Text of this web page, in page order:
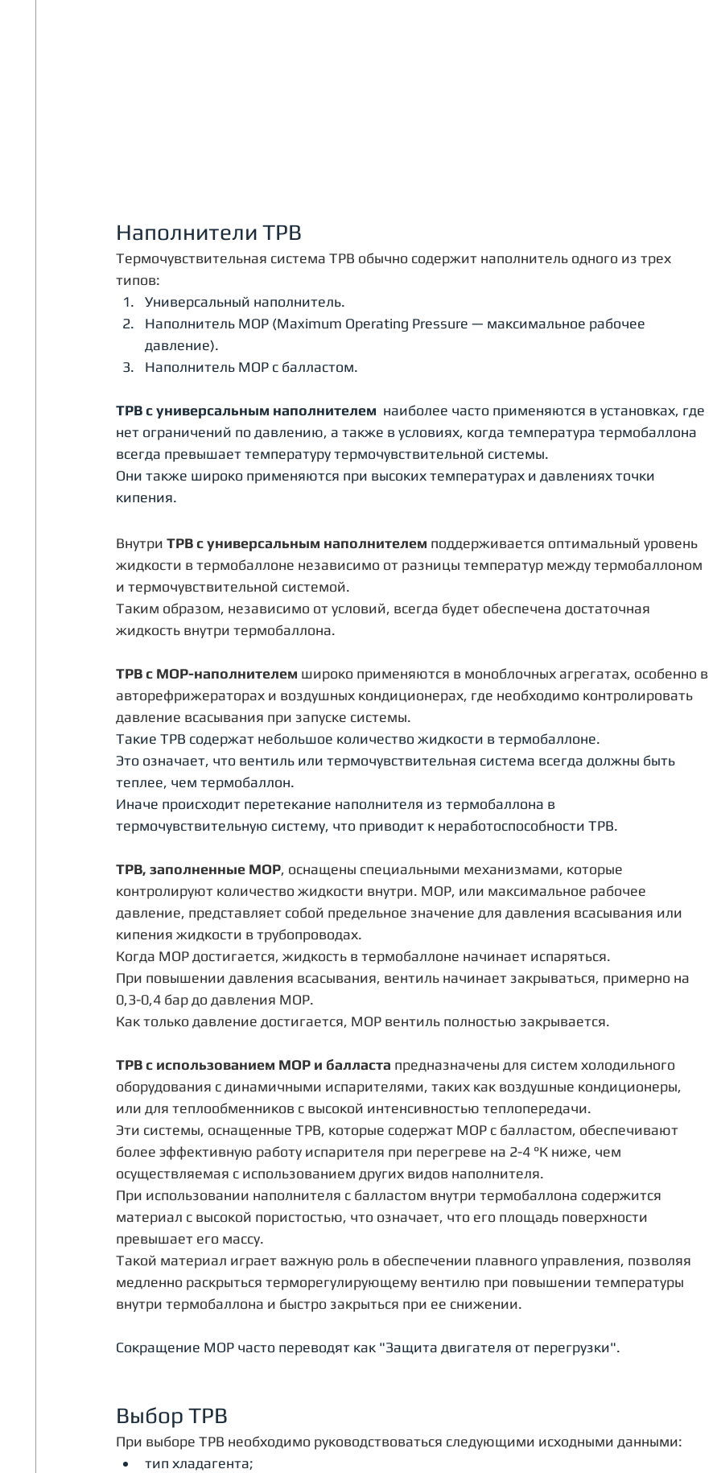
Наполнители ТРВ
Термочувствительная система ТРВ обычно содержит наполнитель одного из трех
типов:
Универсальный наполнитель.
Наполнитель MOP (Maximum Operating Pressure — максимальное рабочее
давление).
Наполнитель МОР с балластом.
ТРВ с универсальным наполнителем наиболее часто применяются в установках, где
нет ограничений по давлению, а также в условиях, когда температура термобаллона
всегда превышает температуру термочувствительной системы.
Они также широко применяются при высоких температурах и давлениях точки
кипения.
Внутри ТРВ с универсальным наполнителем поддерживается оптимальный уровень
жидкости в термобаллоне независимо от разницы температур между термобаллоном
и термочувствительной системой.
Таким образом, независимо от условий, всегда будет обеспечена достаточная
жидкость внутри термобаллона.
ТРВ с МОР-наполнителем широко применяются в моноблочных агрегатах, особенно в
авторефрижераторах и воздушных кондиционерах, где необходимо контролировать
давление всасывания при запуске системы.
Такие ТРВ содержат небольшое количество жидкости в термобаллоне.
Это означает, что вентиль или термочувствительная система всегда должны быть
теплее, чем термобаллон.
Иначе происходит перетекание наполнителя из термобаллона в
термочувствительную систему, что приводит к неработоспособности ТРВ.
ТРВ, заполненные МОР, оснащены специальными механизмами, которые
контролируют количество жидкости внутри. МОР, или максимальное рабочее
давление, представляет собой предельное значение для давления всасывания или
кипения жидкости в трубопроводах.
Когда МОР достигается, жидкость в термобаллоне начинает испаряться.
При повышении давления всасывания, вентиль начинает закрываться, примерно на
0,3-0,4 бар до давления МОР.
Как только давление достигается, МОР вентиль полностью закрывается.
ТРВ с использованием МОР и балласта предназначены для систем холодильного
оборудования с динамичными испарителями, таких как воздушные кондиционеры,
или для теплообменников с высокой интенсивностью теплопередачи.
Эти системы, оснащенные ТРВ, которые содержат МОР с балластом, обеспечивают
более эффективную работу испарителя при перегреве на 2-4 °К ниже, чем
осуществляемая с использованием других видов наполнителя.
При использовании наполнителя с балластом внутри термобаллона содержится
материал с высокой пористостью, что означает, что его площадь поверхности
превышает его массу.
Такой материал играет важную роль в обеспечении плавного управления, позволяя
медленно раскрыться терморегулирующему вентилю при повышении температуры
внутри термобаллона и быстро закрыться при ее снижении.
Сокращение МОР часто переводят как "Защита двигателя от перегрузки".
Выбор ТРВ
При выборе ТРВ необходимо руководствоваться следующими исходными данными:
тип хладагента;